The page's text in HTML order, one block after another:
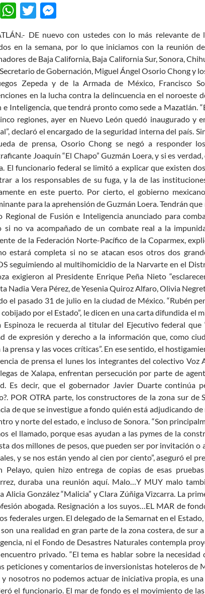
F
ac
W
at
s
A
p
p
T
itt
er
se
n
g
er
DE nuevo con ustedes con lo más relevante
en la semana, por lo que iniciamos con la reunión
de Baja California, Baja California Sur, Sonora,
de Gobernación, Miguel Ángel Osorio Chong y
Zepeda y de la Armada de México, Francisco
en la lucha contra la delincuencia en el noroeste
e Inteligencia, que tendrá pronto como sede a Mazatlán.
regiones, ayer en Nuevo León quedó inaugurado y
declaró el encargado de la seguridad interna del país.
de prensa, Osorio Chong se negó a responder
Joaquín “El Chapo” Guzmán Loera, y si es
El funcionario federal se limitó a explicar que existen
a los responsables de su fuga, y la de las
en este puerto. Por cierto, el gobierno
para la aprehensión de Guzmán Loera. Tendrán
Regional de Fusión e Inteligencia anunciado para
si no va acompañado de un combate real a la
de la Federación Norte-Pacífico de la Coparmex,
estará completa si no se atacan esos otros dos
seguimiendo al multihomicidio de la Narvarte en el
exigieron al Presidente Enrique Peña Nieto
Nadia Vera Pérez, de Yesenia Quiroz Alfaro, Olivia
el pasado 31 de julio en la ciudad de México. “Rubén
por el Estado”, le dicen en una carta difundida
Espinoza le recuerda al titular del Ejecutivo federal
de expresión y derecho a la información que, como
prensa y las voces críticas”. En ese sentido, el
de prensa el lunes los integrantes del colectivo
de Xalapa, enfrentan persecución por parte de
Es decir, que el gobernador Javier Duarte continúa
POR OTRA parte, los constructores de la zona sur
de que se investigue a fondo quién está adjudicando
y norte del estado, e incluso de Sonora. “Son
el llamado, porque esas ayudan a las pymes de la
dos millones de pesos, que pueden ser por invitación
y se nos están yendo al cien por ciento”, aseguró el
Pelayo, quien hizo entrega de copias de esas
duraba una reunión aquí. Malo…Y MUY malo
Alicia González “Malicia” y Clara Zúñiga Vizcarra. La
abogada. Resignación a los suyos…EL MAR de
federales urgen. El delegado de la Semarnat en el
una realidad en gran parte de la zona costera, de sur
ni el Fondo de Desastres Naturales contempla
privado. “El tema es hablar sobre la
peticiones y comentarios de inversionistas hoteleros de
y nosotros no podemos actuar de iniciativa propia, es
el funcionario. El mar de fondo es el movimiento de